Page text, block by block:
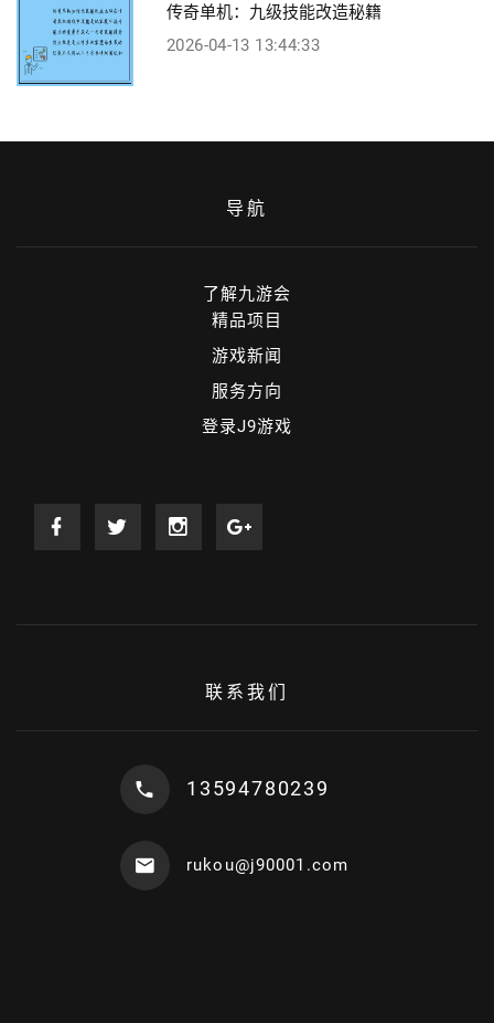
传奇单机：九级技能改造秘籍
2026-04-13 13:44:33
导航
了解九游会
精品项目
游戏新闻
服务方向
登录J9游戏
联系我们
13594780239
rukou@j90001.com